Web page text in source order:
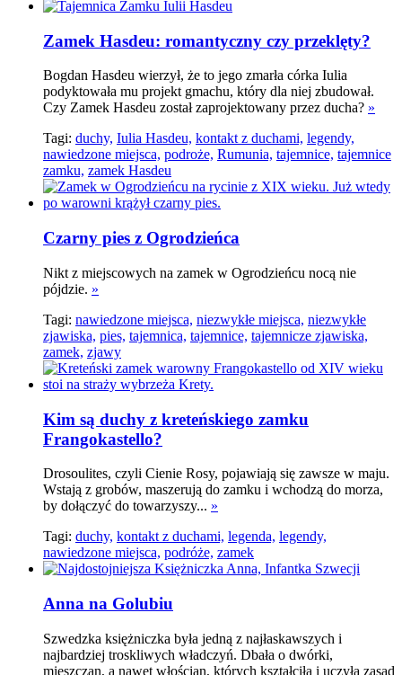
Zamek Hasdeu: romantyczny czy przeklęty?
Bogdan Hasdeu wierzył, że to jego zmarła córka Iulia
podyktowała mu projekt gmachu, który dla niej zbudował.
Czy Zamek Hasdeu został zaprojektowany przez ducha? »
Tagi: duchy, Iulia Hasdeu, kontakt z duchami, legendy,
nawiedzone miejsca, podroże, Rumunia, tajemnice, tajemnice
zamku, zamek Hasdeu
Czarny pies z Ogrodzieńca
Nikt z miejscowych na zamek w Ogrodzieńcu nocą nie
pójdzie. »
Tagi: nawiedzone miejsca, niezwykłe miejsca, niezwykłe
zjawiska, pies, tajemnica, tajemnice, tajemnicze zjawiska,
zamek, zjawy
Kim są duchy z kreteńskiego zamku
Frangokastello?
Drosoulites, czyli Cienie Rosy, pojawiają się zawsze w maju.
Wstają z grobów, maszerują do zamku i wchodzą do morza,
by dołączyć do towarzyszy... »
Tagi: duchy, kontakt z duchami, legenda, legendy,
nawiedzone miejsca, podróże, zamek
Anna na Golubiu
Szwedzka księżniczka była jedną z najłaskawszych i
najbardziej troskliwych władczyń. Dbała o dwórki,
mieszczan, a nawet włościan, których kształciła i uczyła zasad